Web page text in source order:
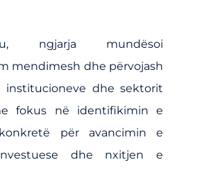
ngjarja mundësoi
mendimesh dhe përvojash
institucioneve dhe sektorit
fokus në identifikimin e
për avancimin e
dhe nxitjen e